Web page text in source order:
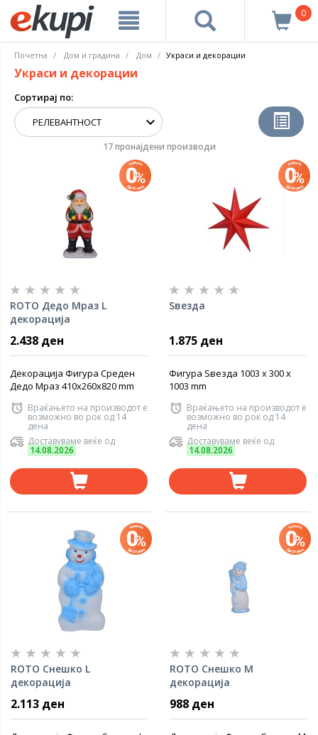
0
Почетна Дом и градина Дом Украси и декорации
Украси и декорации
Сортирај по:
17 пронајдени производи
ROTO Дедо Мраз L
декорација
2.438 ден
Декорација Фигура Среден
Дедо Мраз 410x260x820 mm
Враќањето на производот е
возможно во рок од 14
дена
Доставуваме веќе од
14.08.2026
Ѕвезда
1.875 ден
Фигура Ѕвезда 1003 x 300 x
1003 mm
Враќањето на производот е
возможно во рок од 14
дена
Доставуваме веќе од
14.08.2026
ROTO Снешко L
декорација
2.113 ден
ROTO Снешко M
декорација
988 ден